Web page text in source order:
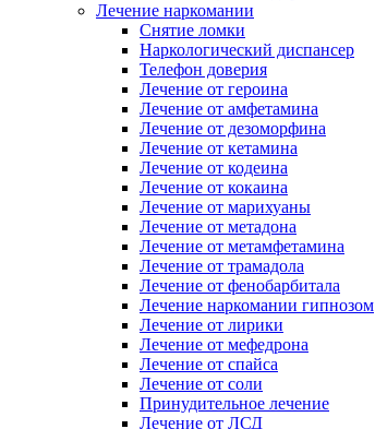
Лечение наркомании
Снятие ломки
Наркологический диспансер
Телефон доверия
Лечение от героина
Лечение от амфетамина
Лечение от дезоморфина
Лечение от кетамина
Лечение от кодеина
Лечение от кокаина
Лечение от марихуаны
Лечение от метадона
Лечение от метамфетамина
Лечение от трамадола
Лечение от фенобарбитала
Лечение наркомании гипнозом
Лечение от лирики
Лечение от мефедрона
Лечение от спайса
Лечение от соли
Принудительное лечение
Лечение от ЛСД